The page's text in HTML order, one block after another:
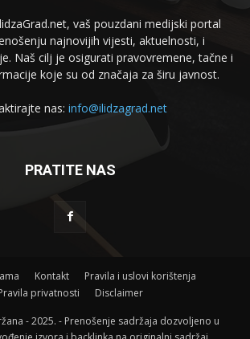
vaš pouzdani medijski portal
najnovijih vijesti, aktuelnosti, i
Naš cilj je osigurati pravovremene, tačne i
koje su od značaja za širu javnost.
nas: info@ilidzagrad.net
PRATITE NAS
Kontakt
Pravila i uslovi korištenja
privatnosti
Disclaimer
- 2025. - Prenošenje sadržaja dozvoljeno u